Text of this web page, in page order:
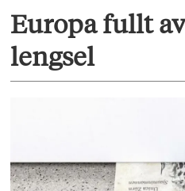
Europa fullt
lengsel